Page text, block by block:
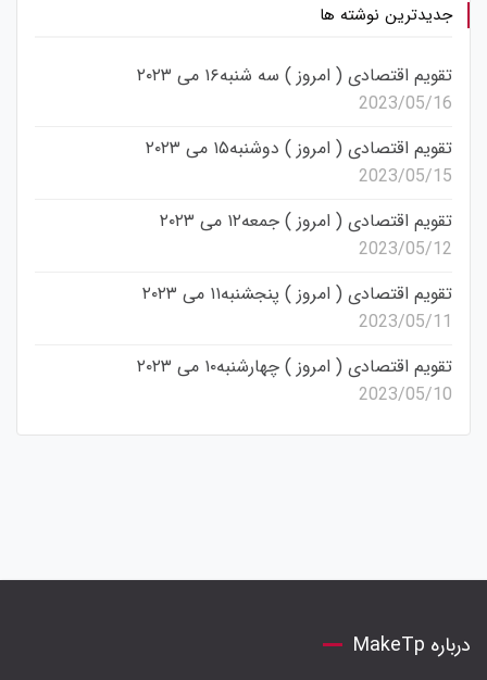
جدیدترین نوشته ها
تقویم اقتصادی ( امروز ) سه شنبه۱۶ می ۲۰۲۳
2023/05/16
تقویم اقتصادی ( امروز ) دوشنبه۱۵ می ۲۰۲۳
2023/05/15
تقویم اقتصادی ( امروز ) جمعه۱۲ می ۲۰۲۳
2023/05/12
تقویم اقتصادی ( امروز ) پنجشنبه۱۱ می ۲۰۲۳
2023/05/11
تقویم اقتصادی ( امروز ) چهارشنبه۱۰ می ۲۰۲۳
2023/05/10
درباره MakeTp